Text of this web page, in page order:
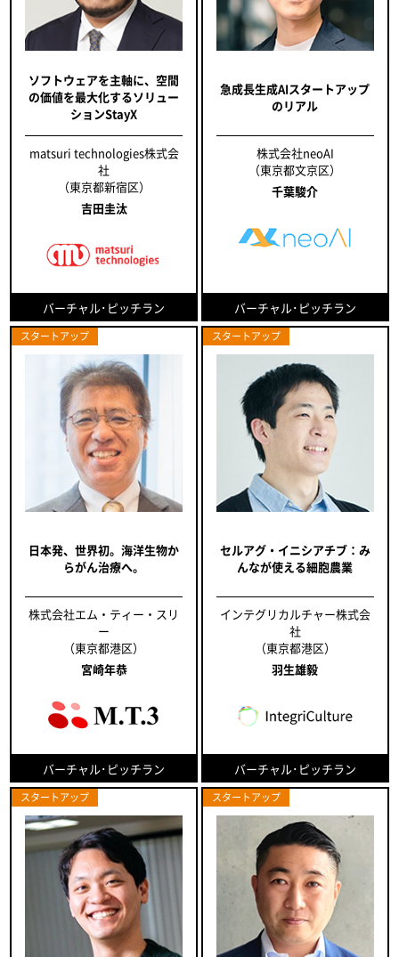
ソフトウェアを主軸に、空間
の価値を最大化するソリュー
ションStayX
matsuri technologies株式会
社
（東京都新宿区）
吉田圭汰
バーチャル･ピッチラン
急成長生成AIスタートアップ
のリアル
株式会社neoAI
（東京都文京区）
千葉駿介
バーチャル･ピッチラン
スタートアップ
日本発、世界初。海洋生物か
らがん治療へ。
株式会社エム・ティー・スリ
ー
（東京都港区）
宮崎年恭
バーチャル･ピッチラン
スタートアップ
セルアグ・イニシアチブ：み
んなが使える細胞農業
インテグリカルチャー株式会
社
（東京都港区）
羽生雄毅
バーチャル･ピッチラン
スタートアップ スタートアップ